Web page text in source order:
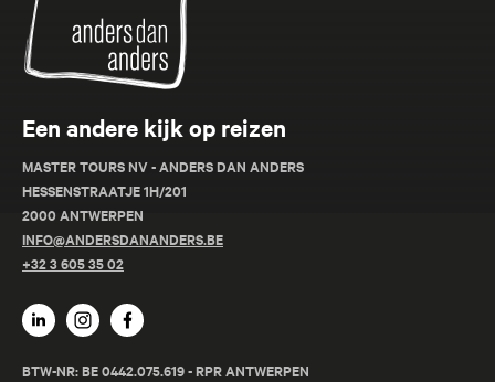
Een andere kijk op reizen
MASTER TOURS NV - ANDERS DAN ANDERS
HESSENSTRAATJE 1H/201
2000 ANTWERPEN
INFO@ANDERSDANANDERS.BE
+32 3 605 35 02
BTW-NR: BE 0442.075.619 - RPR ANTWERPEN